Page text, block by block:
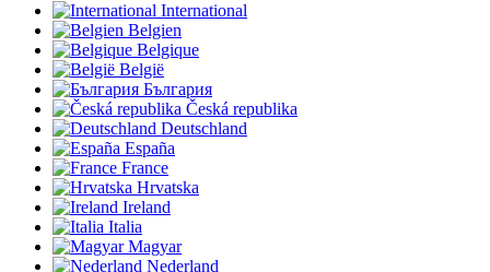
International
Belgien
Belgique
België
България
Česká republika
Deutschland
España
France
Hrvatska
Ireland
Italia
Magyar
Nederland